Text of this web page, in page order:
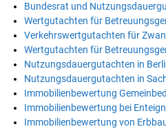
Bundesrat und
Wertgutachten für
Verkehrswertgutachten für
Wertgutachten für
Nutzungsdauergutachten in
Nutzungsdauergutachten in
Immobilienbewertung
Immobilienbewertung bei
Immobilienbewertung von